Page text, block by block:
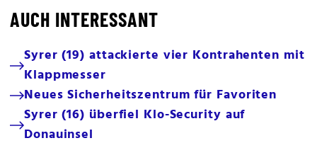
AUCH INTERESSANT
Syrer (19) attackierte vier Kontrahenten mit
Klappmesser
Neues Sicherheitszentrum für Favoriten
Syrer (16) überfiel Klo-Security auf
Donauinsel